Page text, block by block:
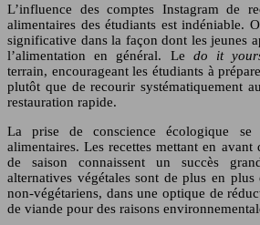
L’influence des comptes Instagram de
alimentaires des étudiants est indéniable.
significative dans la façon dont les jeunes
l’alimentation en général. Le do it
terrain, encourageant les étudiants à
plutôt que de recourir systématiquement
restauration rapide.
La prise de conscience écologique
alimentaires. Les recettes mettant en
de saison connaissent un succès
alternatives végétales sont de plus en plus
non-végétariens, dans une optique de
de viande pour des raisons